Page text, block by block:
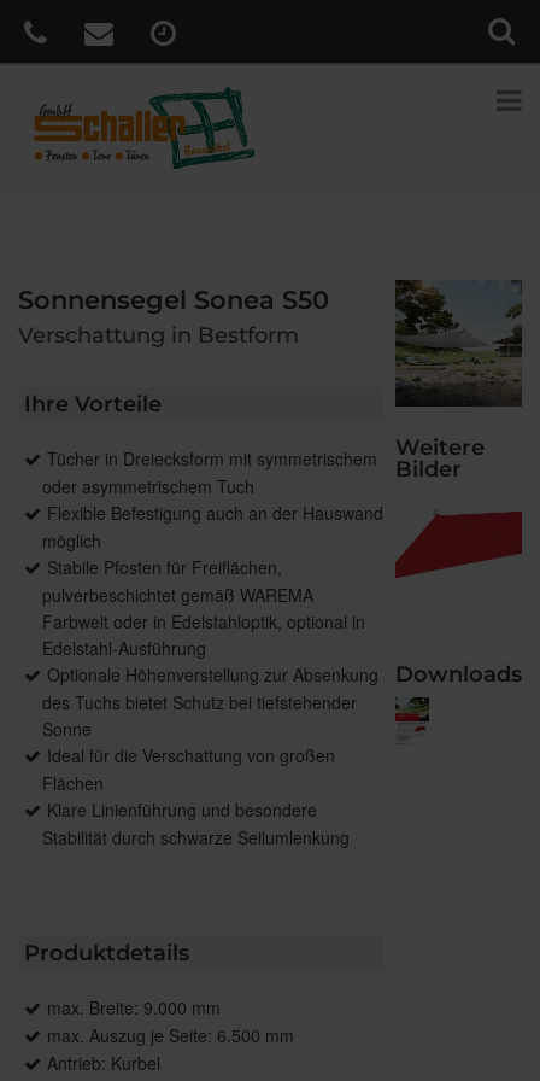
Sonnensegel Sonea S50
Verschattung in Bestform
Ihre Vorteile
Tücher in Dreiecksform mit symmetrischem
oder asymmetrischem Tuch
Flexible Befestigung auch an der Hauswand
möglich
Stabile Pfosten für Freiflächen,
pulverbeschichtet gemäß WAREMA
Farbwelt oder in Edelstahloptik, optional in
Edelstahl-Ausführung
Optionale Höhenverstellung zur Absenkung
des Tuchs bietet Schutz bei tiefstehender
Sonne
Ideal für die Verschattung von großen
Flächen
Klare Linienführung und besondere
Stabilität durch schwarze Seilumlenkung
Produktdetails
max. Breite: 9.000 mm
max. Auszug je Seite: 6.500 mm
Antrieb: Kurbel
Weitere
Bilder
Downloads